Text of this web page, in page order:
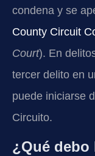
condena y se
County Circuit
Court). En
tercer delito en
puede iniciarse
Circuito.
¿Qué debo